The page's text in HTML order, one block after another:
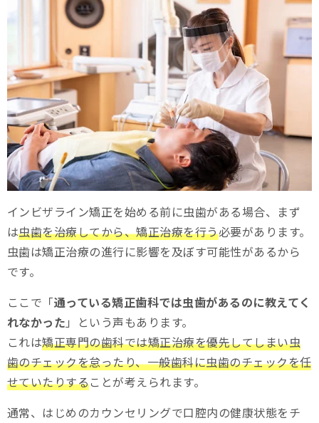
インビザライン矯正を始める前に虫歯がある場合、まず
は虫歯を治療してから、矯正治療を行う必要があります。
虫歯は矯正治療の進行に影響を及ぼす可能性があるから
です。
ここで「通っている矯正歯科では虫歯があるのに教えてく
れなかった 」という声もあります。
これは矯正専門の歯科では矯正治療を優先してしまい虫
歯のチェックを怠ったり、一般歯科に虫歯のチェックを任
せていたりすることが考えられます。
通常、はじめのカウンセリングで口腔内の健康状態をチ